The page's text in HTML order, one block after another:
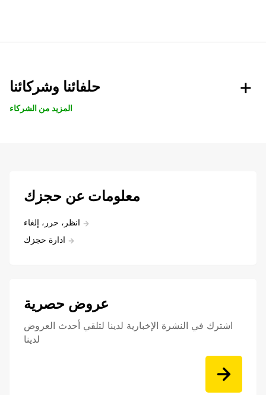
حلفائنا وشركائنا
المزيد من الشركاء
معلومات عن حجزك
انظر، حرر، إلغاء
ادارة حجزك
عروض حصرية
اشترك في النشرة الإخبارية لدينا لتلقي أحدث العروض
لدينا